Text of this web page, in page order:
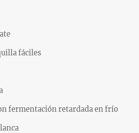
fáciles
fermentación retardada en frío